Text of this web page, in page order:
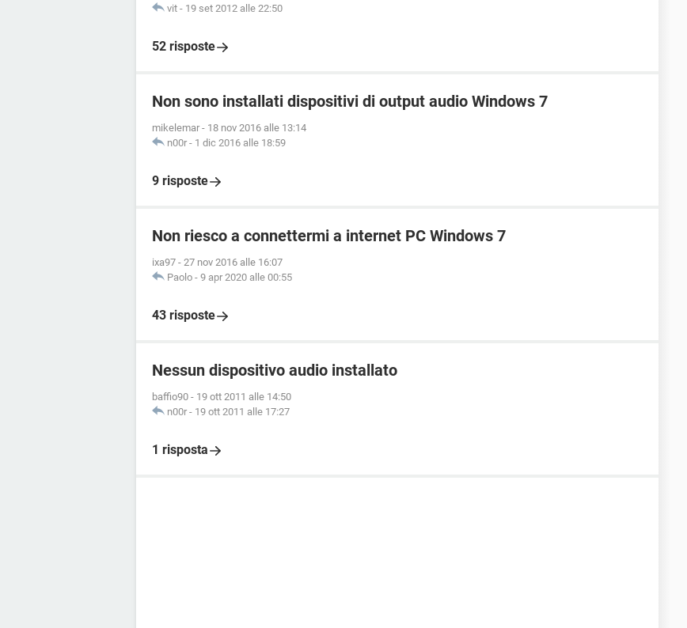
vit - 19 set 2012 alle 22:50
52 risposte
Non sono installati dispositivi di output audio Windows 7
mikelemar - 18 nov 2016 alle 13:14
n00r - 1 dic 2016 alle 18:59
9 risposte
Non riesco a connettermi a internet PC Windows 7
ixa97 - 27 nov 2016 alle 16:07
Paolo - 9 apr 2020 alle 00:55
43 risposte
Nessun dispositivo audio installato
baffio90 - 19 ott 2011 alle 14:50
n00r - 19 ott 2011 alle 17:27
1 risposta